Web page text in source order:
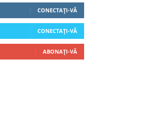
CONECTAȚI-VĂ
CONECTAȚI-VĂ
ABONAȚI-VĂ